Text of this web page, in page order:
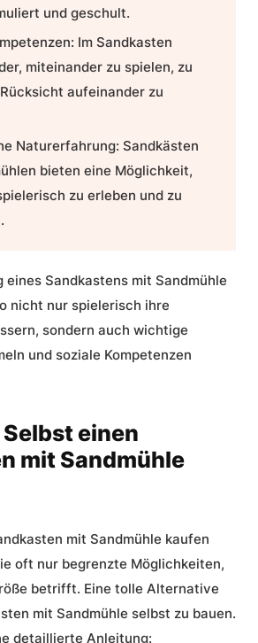
und geschult.
Im Sandkasten
miteinander zu spielen, zu
aufeinander zu
Naturerfahrung: Sandkästen
bieten eine Möglichkeit,
zu erleben und zu
eines Sandkastens mit Sandmühle
nicht nur spielerisch ihre
sondern auch wichtige
und soziale Kompetenzen
einen
mit Sandmühle
mit Sandmühle kaufen
oft nur begrenzte Möglichkeiten,
betrifft. Eine tolle Alternative
mit Sandmühle selbst zu bauen.
detaillierte Anleitung: